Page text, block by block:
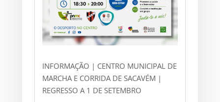
INFORMAÇÃO | CENTRO MUNICIPAL DE
MARCHA E CORRIDA DE SACAVÉM |
REGRESSO A 1 DE SETEMBRO